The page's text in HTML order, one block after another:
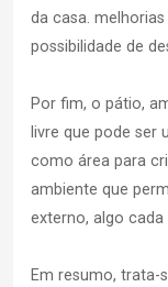
da casa.
possibilidade de
Por fim, o pátio,
livre que pode ser
como área para
ambiente que
externo, algo
Em resumo, trata-